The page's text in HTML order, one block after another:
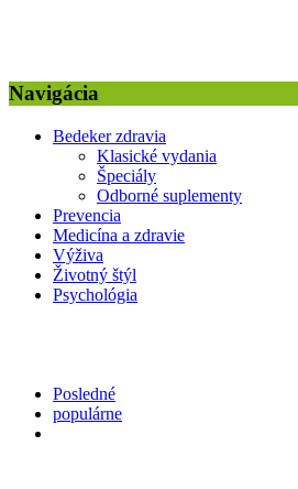
Navigácia
Bedeker zdravia
Klasické vydania
Špeciály
Odborné suplementy
Prevencia
Medicína a zdravie
Výživa
Životný štýl
Psychológia
Posledné
populárne